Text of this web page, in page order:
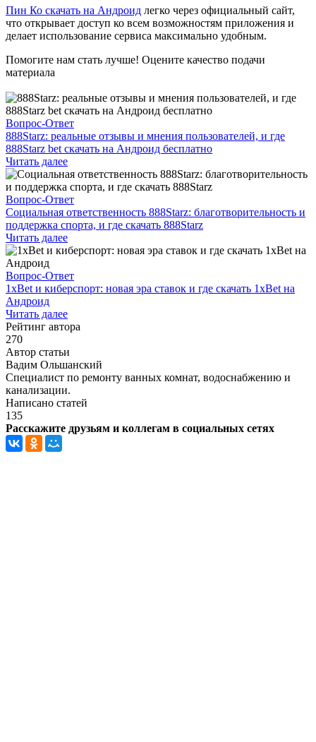
Пин Ко скачать на Андроид легко через официальный сайт,
что открывает доступ ко всем возможностям приложения и
делает использование сервиса максимально удобным.
Помогите нам стать лучше! Оцените качество подачи
материала
Вопрос-Ответ
888Starz: реальные отзывы и мнения пользователей, и где
888Starz bet скачать на Андроид бесплатно
Читать далее
Вопрос-Ответ
Социальная ответственность 888Starz: благотворительность и
поддержка спорта, и где скачать 888Starz
Читать далее
Вопрос-Ответ
1xBet и киберспорт: новая эра ставок и где скачать 1xBet на
Андроид
Читать далее
Рейтинг автора
270
Автор статьи
Вадим Ольшанский
Специалист по ремонту ванных комнат, водоснабжению и
канализации.
Написано статей
135
Расскажите друзьям и коллегам в социальных сетях